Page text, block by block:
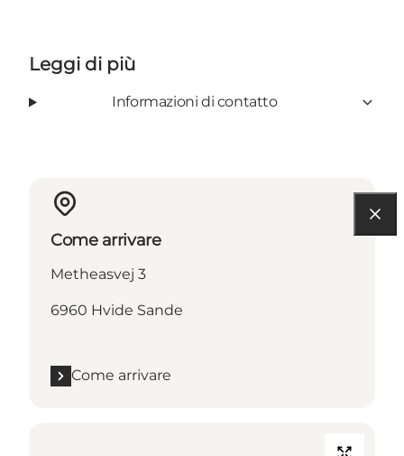
Leggi di più
Informazioni di contatto
Come arrivare
Metheasvej 3
6960 Hvide Sande
Come arrivare